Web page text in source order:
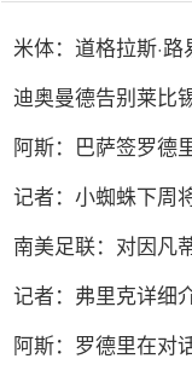
米体：道格拉斯·
迪奥曼德告别莱比
阿斯：巴萨签罗德
记者：小蜘蛛下周
南美足联：对因凡
记者：弗里克详细
阿斯：罗德里在对